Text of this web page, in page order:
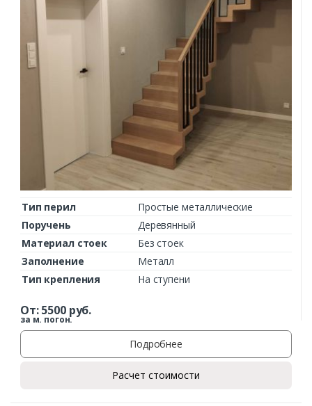
Тип перил
Простые металлические
Поручень
Деревянный
Материал стоек
Без стоек
Заполнение
Металл
Тип крепления
На ступени
От:5500руб.
за м. погон.
Подробнее
Расчет стоимости